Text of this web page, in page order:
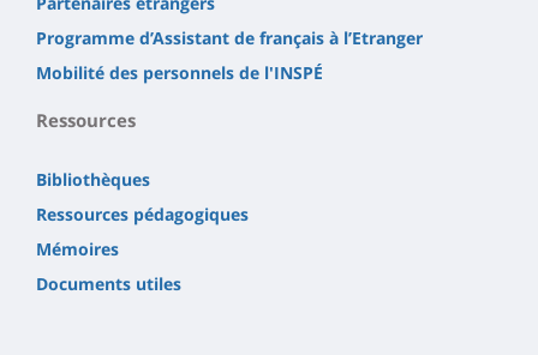
Programme d’Assistant de français à l’Etranger
Mobilité des personnels de l'INSPÉ
Ressources
Bibliothèques
Ressources pédagogiques
Mémoires
Documents utiles